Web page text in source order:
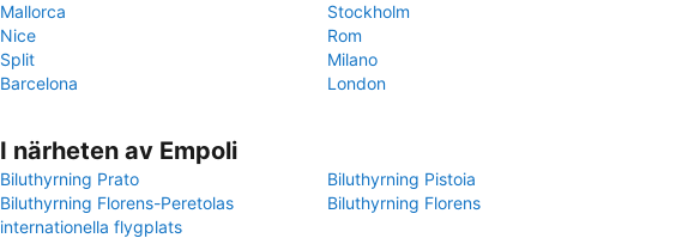
Mallorca
Stockholm
Nice
Rom
Split
Milano
Barcelona
London
I närheten av Empoli
Biluthyrning Prato
Biluthyrning Pistoia
Biluthyrning Florens-Peretolas
internationella flygplats
Biluthyrning Florens